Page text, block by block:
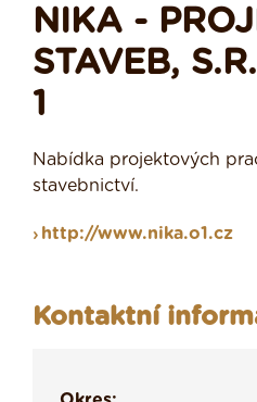
NIKA -
STAVEB,
1
Nabídka projektových
stavebnictví.
http://www.nika.o1.cz
Kontaktní